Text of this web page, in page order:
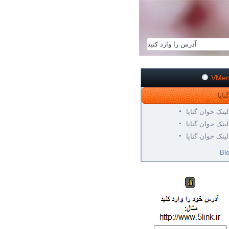
لینک خوان گناپا
لینک خوان گناپا
لینک خوان گناپا